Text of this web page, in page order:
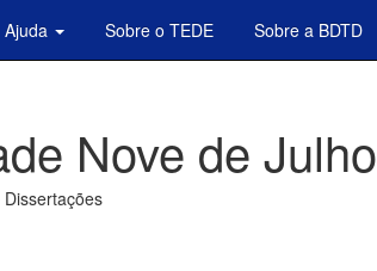
Ajuda Sobre o TEDE Sobre a BDTD
Nove de Julho